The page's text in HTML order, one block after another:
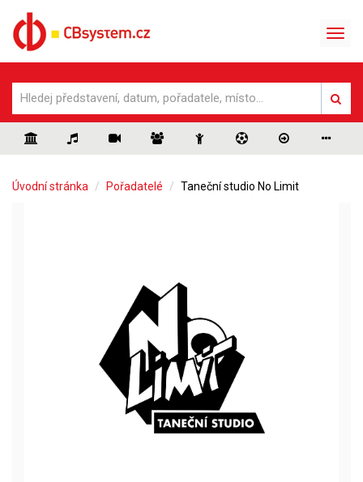
Úvodní stránka Pořadatelé Taneční studio No Limit